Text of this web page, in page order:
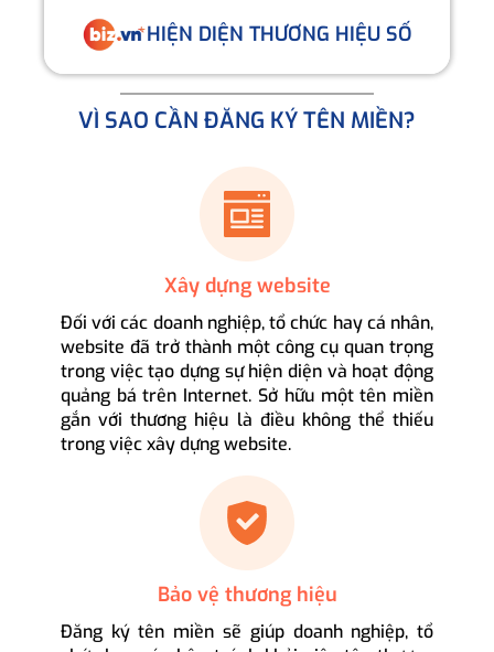
HIỆN DIỆN THƯƠNG HIỆU SỐ
VÌ SAO CẦN ĐĂNG KÝ TÊN MIỀN?
Xây dựng website
Đối với các doanh nghiệp, tổ chức hay cá nhân,
website đã trở thành một công cụ quan trọng
trong việc tạo dựng sự hiện diện và hoạt động
quảng bá trên Internet. Sở hữu một tên miền
gắn với thương hiệu là điều không thể thiếu
trong việc xây dựng website.
Bảo vệ thương hiệu
Đăng ký tên miền sẽ giúp doanh nghiệp, tổ